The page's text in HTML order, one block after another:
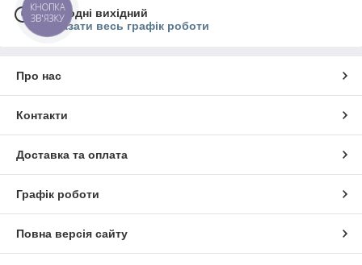
Сьогодні вихідний
Показати весь графік роботи
Про нас
Контакти
Доставка та оплата
Графік роботи
Повна версія сайту
КНОПКА
ЗВ'ЯЗКУ